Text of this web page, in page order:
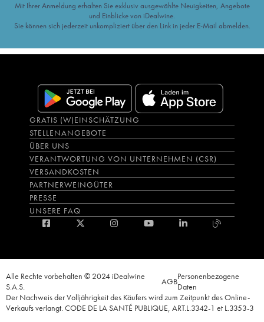
Mit Ihrer Anmeldung erhalten Sie exklusiv ausgewählte Neuigkeiten, Angebote
und Einblicke von iDealwine.
Sie können sich jederzeit unkompliziert über den Link in jeder E-Mail abmelden.
GRATIS (W)EINSCHÄTZUNG
STELLENANGEBOTE
ÜBER UNS
VERANTWORTUNG VON UNTERNEHMEN (CSR)
VERSANDKOSTEN
PARTNERWEINGÜTER
PRESSE
UNSERE FAQ
Alle Rechte vorbehalten © 2024 iDealwine
S.A.S.
AGBPersonenbezogene
Daten
Der Nachweis der Volljährigkeit des Käufers wird zum Zeitpunkt des Online-
Verkaufs verlangt. CODE DE LA SANTÉ PUBLIQUE, ART.L.3342-1 et L.3353-3